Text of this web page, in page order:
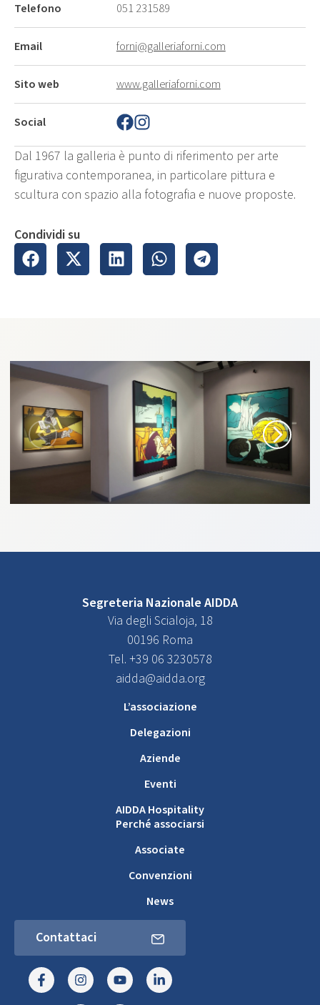
Telefono 051 231589
Email forni@galleriaforni.com
Sito web www.galleriaforni.com
Social
Dal 1967 la galleria è punto di riferimento per arte
figurativa contemporanea, in particolare pittura e
scultura con spazio alla fotografia e nuove proposte.
Condividi su
Segreteria Nazionale AIDDA
Via degli Scialoja, 18
00196 Roma
Tel. +39 06 3230578
aidda@aidda.org
L’associazione
Delegazioni
Aziende
Eventi
AIDDA Hospitality
Perché associarsi
Associate
Convenzioni
News
Contattaci